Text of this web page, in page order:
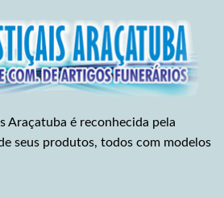
Araçatuba é reconhecida pela
seus produtos, todos com modelos